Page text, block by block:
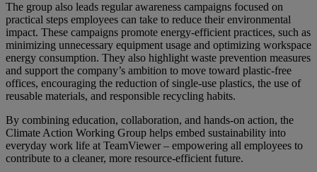
The group also leads regular awareness campaigns focused on
practical steps employees can take to reduce their environmental
impact. These campaigns promote energy-efficient practices, such as
minimizing unnecessary equipment usage and optimizing workspace
energy consumption. They also highlight waste prevention measures
and support the company’s ambition to move toward plastic-free
offices, encouraging the reduction of single-use plastics, the use of
reusable materials, and responsible recycling habits.
By combining education, collaboration, and hands-on action, the
Climate Action Working Group helps embed sustainability into
everyday work life at TeamViewer – empowering all employees to
contribute to a cleaner, more resource-efficient future.